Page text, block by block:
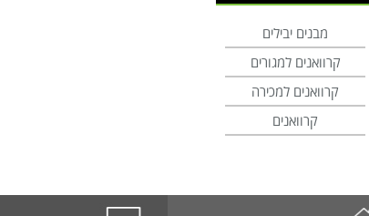
מבנים יבילים
קרוואנים למגורים
קרוואנים למכירה
קרוואנים